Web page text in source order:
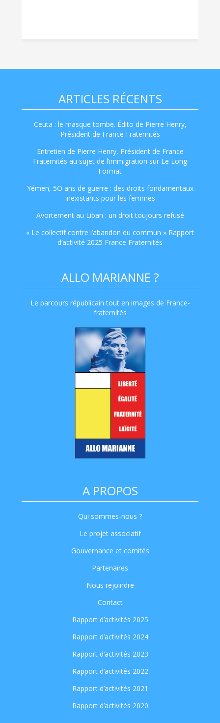
ARTICLES RÉCENTS
Ceuta : le masque tombe. Édito de Pierre Henry,
Président de France Fraternités
Entretien de Pierre Henry, Président de France
Fraternités au sujet de l’immigration sur Le Long
Format
Yémen, 5O ans de guerre : des droits fondamentaux
inexistants pour les femmes
Avortement au Liban : un droit toujours refusé
« Le collectif contre l’abandon du commun » Rapport
d’activité 2025 France Fraternités
ALLO MARIANNE ?
Le parcours républicain tout en images de France-
fraternités
A PROPOS
Qui sommes-nous ?
Le projet associatif
Gouvernance et comités
Partenaires
Nous rejoindre
Contact
Rapport d’activités 2025
Rapport d’activités 2024
Rapport d’activités 2023
Rapport d’activités 2022
Rapport d’activités 2021
Rapport d’activités 2020